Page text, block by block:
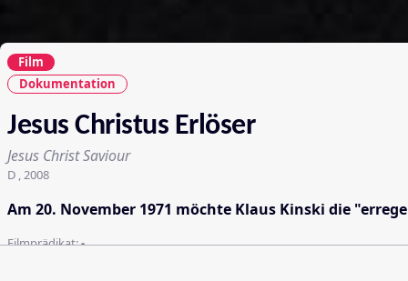
Film
Dokumentation
Jesus Christus Erlöser
Jesus Christ Saviour
D , 2008
Am 20. November 1971 möchte Klaus Kinski die
Filmprädikat:-